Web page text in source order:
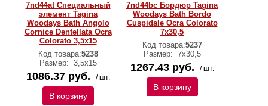
7nd44at Специальный
элемент Tagina
Woodays Bath Angolo
Cornice Dentellata Ocra
Colorato 3,5x15
Код товара:5238
Размер: 3,5x15
1086.37 руб. / шт.
В корзину
7nd44bc Бордюр Tagina
Woodays Bath Bordo
Cuspidale Ocra Colorato
7x30,5
Код товара:5237
Размер: 7x30,5
1267.43 руб. / шт.
В корзину